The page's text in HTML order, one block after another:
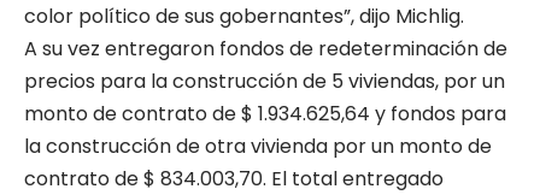
color político de sus gobernantes”, dijo Michlig.
A su vez entregaron fondos de redeterminación de
precios para la construcción de 5 viviendas, por un
monto de contrato de $ 1.934.625,64 y fondos para
la construcción de otra vivienda por un monto de
contrato de $ 834.003,70. El total entregado